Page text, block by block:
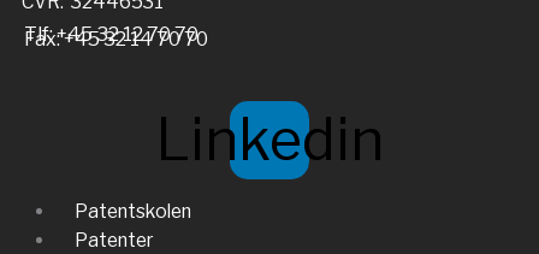
Tlf: +45 32 12 70 70
Fax: +45 32 14 70 70
Linkedin
Patentskolen
Patenter